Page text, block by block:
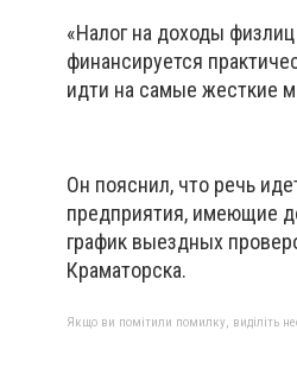
«Налог на доходы
финансируется
идти на самые жесткие
Он пояснил, что речь
предприятия, имеющие
график выездных
Краматорска.
Якщо ви помітили помилку, виділіть